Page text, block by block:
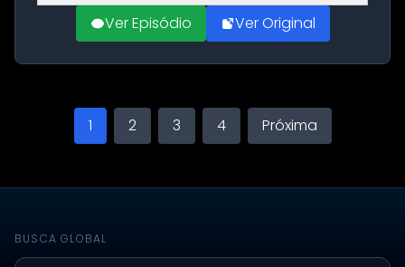
Ver Episódio Ver Original
1 2 3 4 Próxima
BUSCA GLOBAL